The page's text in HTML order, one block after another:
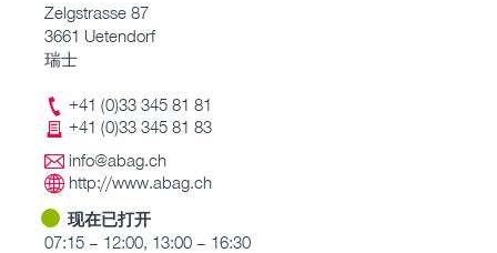
Zelgstrasse 87
3661 Uetendorf
瑞士
+41 (0)33 345 81 81
+41 (0)33 345 81 83
info@abag.ch
http://www.abag.ch
现在已打开
07:15 – 12:00, 13:00 – 16:30